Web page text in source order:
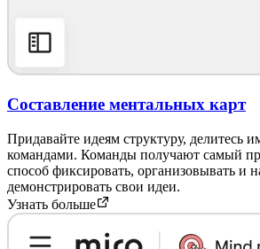
Составление ментальных карт
Придавайте идеям структуру, делитесь
командами. Команды получают самый
способ фиксировать, организовывать и
демонстрировать свои идеи.
Узнать больше